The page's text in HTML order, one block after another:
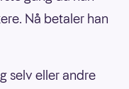
Nå betaler han
selv eller andre